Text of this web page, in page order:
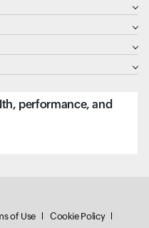
performance, and
of Use Cookie Policy